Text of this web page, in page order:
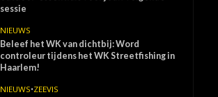
sessie
NIEUWS
Beleef het WK van dichtbij: Word
controleur tijdens het WK Streetfishing in
Haarlem!
NIEUWS•ZEEVIS